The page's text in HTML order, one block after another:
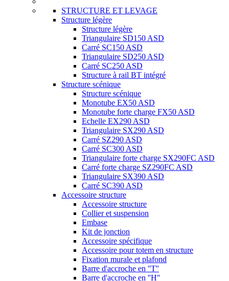
STRUCTURE ET LEVAGE
Structure légère
Structure légère
Triangulaire SD150 ASD
Carré SC150 ASD
Triangulaire SD250 ASD
Carré SC250 ASD
Structure à rail BT intégré
Structure scénique
Structure scénique
Monotube EX50 ASD
Monotube forte charge FX50 ASD
Echelle EX290 ASD
Triangulaire SX290 ASD
Carré SZ290 ASD
Carré SC300 ASD
Triangulaire forte charge SX290FC ASD
Carré forte charge SZ290FC ASD
Triangulaire SX390 ASD
Carré SC390 ASD
Accessoire structure
Accessoire structure
Collier et suspension
Embase
Kit de jonction
Accessoire spécifique
Accessoire pour totem en structure
Fixation murale et plafond
Barre d'accroche en ''T''
Barre d'accroche en ''H''